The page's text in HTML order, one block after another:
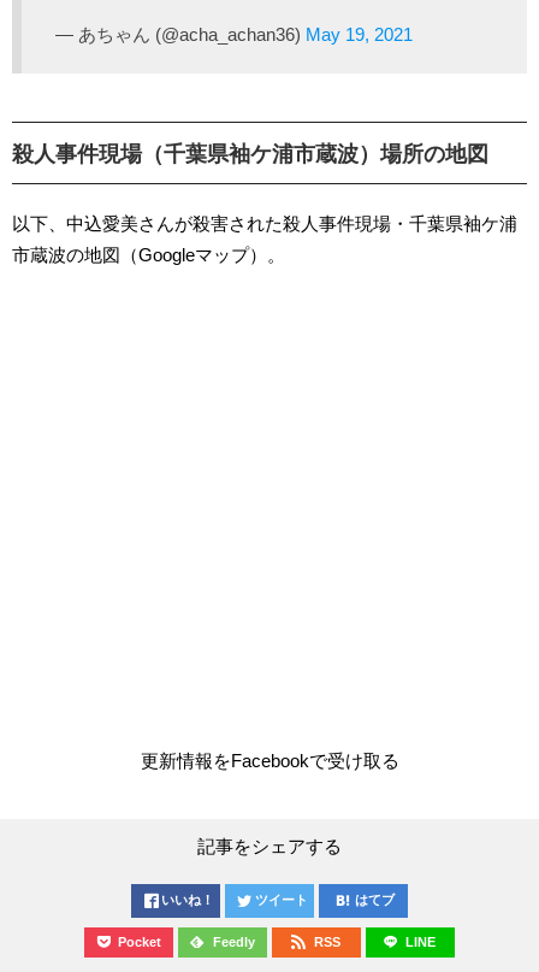
— あちゃん (@acha_achan36) May 19, 2021
殺人事件現場（千葉県袖ケ浦市蔵波）場所の地図
以下、中込愛美さんが殺害された殺人事件現場・千葉県袖ケ浦
市蔵波の地図（Googleマップ）。
更新情報をFacebookで受け取る
記事をシェアする
いいね！ ツイート はてブ
Pocket Feedly RSS LINE